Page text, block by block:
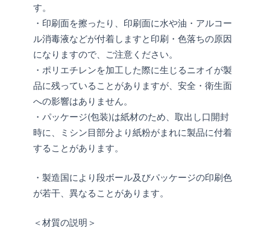
す。
・印刷面を擦ったり、印刷面に水や油・アルコー
ル消毒液などが付着しますと印刷・色落ちの原因
になりますので、ご注意ください。
・ポリエチレンを加工した際に生じるニオイが製
品に残っていることがありますが、安全・衛生面
への影響はありません。
・パッケージ(包装)は紙材のため、取出し口開封
時に、ミシン目部分より紙粉がまれに製品に付着
することがあります。
・製造国により段ボール及びパッケージの印刷色
が若干、異なることがあります。
＜材質の説明＞